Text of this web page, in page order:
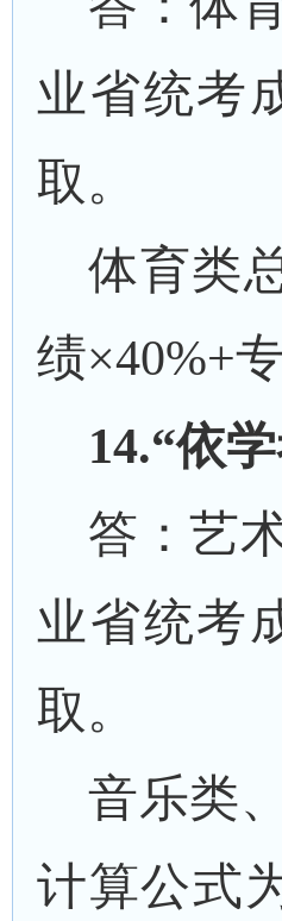
业省统考
取。
体育类
绩×40%+
14.“依
答：艺
业省统考
取。
音乐类
计算公式